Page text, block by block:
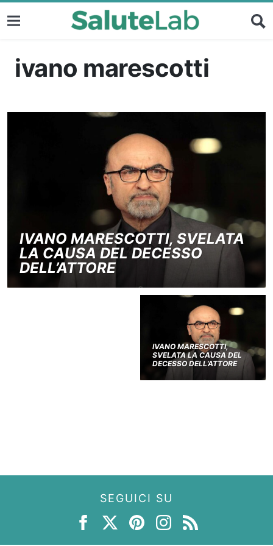
ivano marescotti
IVANO MARESCOTTI, SVELATA
LA CAUSA DEL DECESSO
DELL’ATTORE
IVANO MARESCOTTI,
SVELATA LA CAUSA DEL
DECESSO DELL’ATTORE
SEGUICI SU